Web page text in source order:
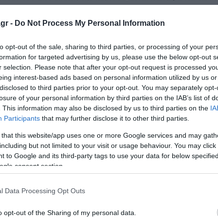
- Do Not Process My Personal Information
opt-out of the sale, sharing to third parties, or processing of your
for targeted advertising by us, please use the below opt-out
selection. Please note that after your opt-out request is processed
interest-based ads based on personal information utilized by us
to third parties prior to your opt-out. You may separately
of your personal information by third parties on the IAB’s list of
This information may also be disclosed by us to third parties on the
Participants that may further disclose it to other third parties.
that this website/app uses one or more Google services and may
but not limited to your visit or usage behaviour. You may
to Google and its third-party tags to use your data for below
consent section.
Data Processing Opt Outs
opt-out of the Sharing of my personal data.
ηθική του. Συν τη γενναία απόφαση να μην υιοθετήσει
που δεν ήταν ποτέ στα πλάνα του. Η
πολιτικού φορέα εξ αρχής. Με νέο όνομα, νέα ΄
τις προϋποθέσεις επικράτησης στην αναμέτρηση με
Όχι επειδή το υπέδειξα εγώ ή κάποιος άλλος, αλλά
το ακυρώνουν. Να δούμε μερικά;
απο την ηγεσία, αλλά έμεινε στο παρασκήνιο σαν
κι αν δεν απομακρύνθηκε κι από τη κουζίνα του.